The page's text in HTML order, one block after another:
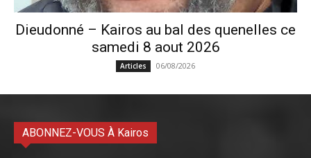
Dieudonné – Kairos au bal des quenelles ce
samedi 8 aout 2026
Articles 06/08/2026
ABONNEZ-VOUS À Kairos